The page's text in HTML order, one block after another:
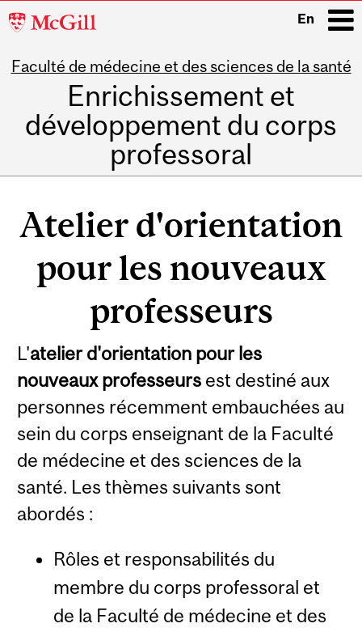
McGill
En
Faculté de médecine et des sciences de la santé
Enrichissement et
développement du corps
professoral
Atelier d'orientation
pour les nouveaux
professeurs
L'atelier d'orientation pour les
nouveaux professeurs est destiné aux
personnes récemment embauchées au
sein du corps enseignant de la Faculté
de médecine et des sciences de la
santé. Les thèmes suivants sont
abordés :
Rôles et responsabilités du
membre du corps professoral et
de la Faculté de médecine et des